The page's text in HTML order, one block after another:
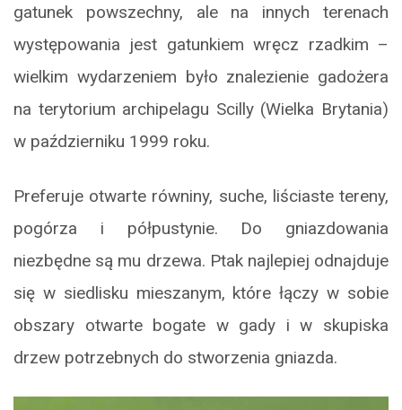
gatunek powszechny, ale na innych terenach
występowania jest gatunkiem wręcz rzadkim –
wielkim wydarzeniem było znalezienie gadożera
na terytorium archipelagu Scilly (Wielka Brytania)
w październiku 1999 roku.
Preferuje otwarte równiny, suche, liściaste tereny,
pogórza i półpustynie. Do gniazdowania
niezbędne są mu drzewa. Ptak najlepiej odnajduje
się w siedlisku mieszanym, które łączy w sobie
obszary otwarte bogate w gady i w skupiska
drzew potrzebnych do stworzenia gniazda.